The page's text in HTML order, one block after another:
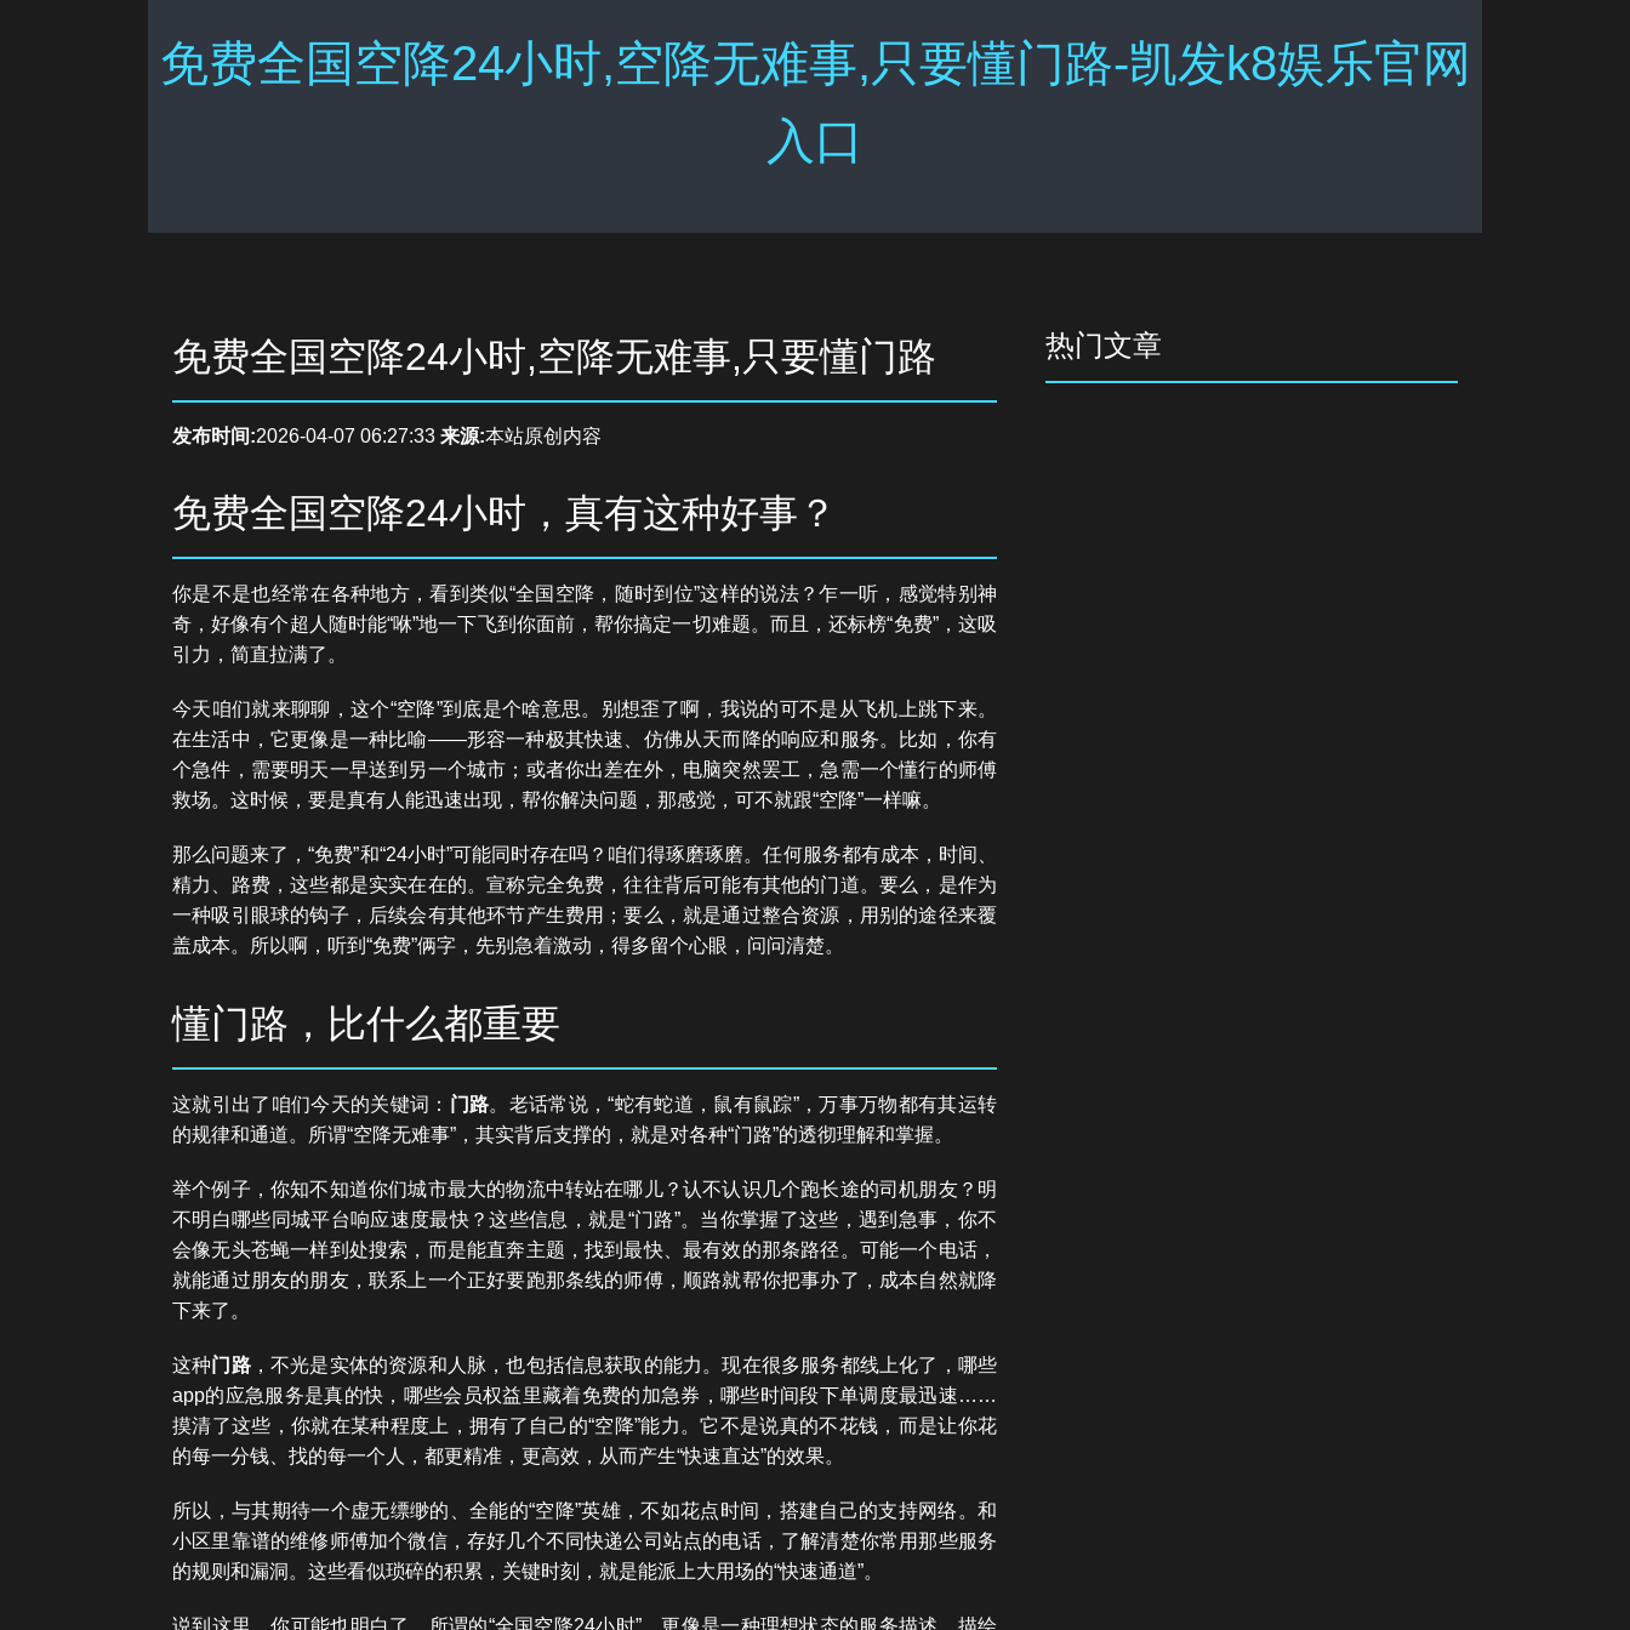
免费全国空降24小时,空降无难事,只要懂门路-凯发k8娱乐官网
入口
免费全国空降24小时,空降无难事,只要懂门路
发布时间:2026-04-07 06:27:33 来源:本站原创内容
免费全国空降24小时，真有这种好事？
你是不是也经常在各种地方，看到类似“全国空降，随时到位”这样的说法？乍一听，感觉特别神
奇，好像有个超人随时能“咻”地一下飞到你面前，帮你搞定一切难题。而且，还标榜“免费”，这吸
引力，简直拉满了。
今天咱们就来聊聊，这个“空降”到底是个啥意思。别想歪了啊，我说的可不是从飞机上跳下来。
在生活中，它更像是一种比喻——形容一种极其快速、仿佛从天而降的响应和服务。比如，你有
个急件，需要明天一早送到另一个城市；或者你出差在外，电脑突然罢工，急需一个懂行的师傅
救场。这时候，要是真有人能迅速出现，帮你解决问题，那感觉，可不就跟“空降”一样嘛。
那么问题来了，“免费”和“24小时”可能同时存在吗？咱们得琢磨琢磨。任何服务都有成本，时间、
精力、路费，这些都是实实在在的。宣称完全免费，往往背后可能有其他的门道。要么，是作为
一种吸引眼球的钩子，后续会有其他环节产生费用；要么，就是通过整合资源，用别的途径来覆
盖成本。所以啊，听到“免费”俩字，先别急着激动，得多留个心眼，问问清楚。
懂门路，比什么都重要
这就引出了咱们今天的关键词： 门路。老话常说，“蛇有蛇道，鼠有鼠踪”，万事万物都有其运转
的规律和通道。所谓“空降无难事”，其实背后支撑的，就是对各种“门路”的透彻理解和掌握。
举个例子，你知不知道你们城市最大的物流中转站在哪儿？认不认识几个跑长途的司机朋友？明
不明白哪些同城平台响应速度最快？这些信息，就是“门路”。当你掌握了这些，遇到急事，你不
会像无头苍蝇一样到处搜索，而是能直奔主题，找到最快、最有效的那条路径。可能一个电话，
就能通过朋友的朋友，联系上一个正好要跑那条线的师傅，顺路就帮你把事办了，成本自然就降
下来了。
这种门路，不光是实体的资源和人脉，也包括信息获取的能力。现在很多服务都线上化了，哪些
app的应急服务是真的快，哪些会员权益里藏着免费的加急券，哪些时间段下单调度最迅速……
摸清了这些，你就在某种程度上，拥有了自己的“空降”能力。它不是说真的不花钱，而是让你花
的每一分钱、找的每一个人，都更精准，更高效，从而产生“快速直达”的效果。
所以，与其期待一个虚无缥缈的、全能的“空降”英雄，不如花点时间，搭建自己的支持网络。和
小区里靠谱的维修师傅加个微信，存好几个不同快递公司站点的电话，了解清楚你常用那些服务
的规则和漏洞。这些看似琐碎的积累，关键时刻，就是能派上大用场的“快速通道”。
说到这里，你可能也明白了。所谓的“全国空降24小时”，更像是一种理想状态的服务描述，描绘
热门文章